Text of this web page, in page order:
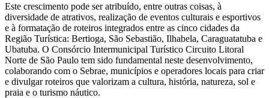
Este crescimento pode ser atribuído, entre outras coisas, à
diversidade de atrativos, realização de eventos culturais e esportivos
e à formatação de roteiros integrados entre as cinco cidades da
Região Turística: Bertioga, São Sebastião, Ilhabela, Caraguatatuba e
Ubatuba. O Consórcio Intermunicipal Turístico Circuito Litoral
Norte de São Paulo tem sido fundamental neste desenvolvimento,
colaborando com o Sebrae, municípios e operadores locais para criar
e divulgar roteiros que valorizam a cultura, história, natureza, sol e
praia e o turismo náutico.